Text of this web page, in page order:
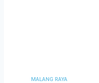
MALANG RAYA